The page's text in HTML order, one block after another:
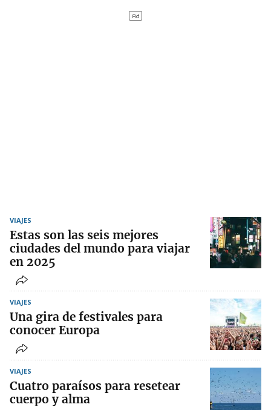
VIAJES
Estas son las seis mejores
ciudades del mundo para viajar
en 2025
VIAJES
Una gira de festivales para
conocer Europa
VIAJES
Cuatro paraísos para resetear
cuerpo y alma